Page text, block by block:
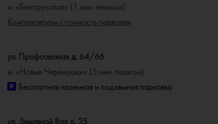
м. «Белорусская» (1 мин. пешком)
Компенсируем стоимость парковки
ул. Профсоюзная д. 64/66
м. «Новые Черёмушки» (5 мин. пешком)
Бесплатная наземная и подземная парковка
ул. Земляной Вал д. 25